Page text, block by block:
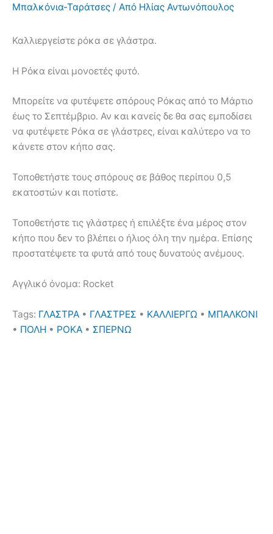
Μπαλκόνια-Ταράτσες / Από Ηλίας Αντωνόπουλος
Καλλιεργείστε ρόκα σε γλάστρα.
Η Ρόκα είναι μονοετές φυτό.
Μπορείτε να φυτέψετε σπόρους Ρόκας από το Μάρτιο
έως το Σεπτέμβριο. Αν και κανείς δε θα σας εμποδίσει
να φυτέψετε Ρόκα σε γλάστρες, είναι καλύτερο να το
κάνετε στον κήπο σας.
Τοποθετήστε τους σπόρους σε βάθος περίπου 0,5
εκατοστών και ποτίστε.
Τοποθετήστε τις γλάστρες ή επιλέξτε ένα μέρος στον
κήπο που δεν το βλέπει ο ήλιος όλη την ημέρα. Επίσης
προστατέψετε τα φυτά από τους δυνατούς ανέμους.
Αγγλικό όνομα: Rocket
Tags: ΓΛΑΣΤΡΑ • ΓΛΑΣΤΡΕΣ • ΚΑΛΛΙΕΡΓΩ • ΜΠΑΛΚΟΝΙ
• ΠΟΛΗ • ΡΟΚΑ • ΣΠΕΡΝΩ